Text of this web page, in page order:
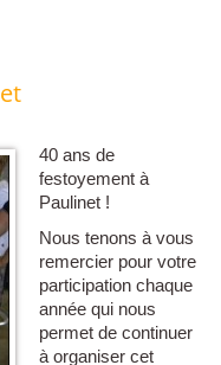
40 ans de
festoyement à
Paulinet !
Nous tenons à vous
remercier pour votre
participation chaque
année qui nous
permet de continuer
à organiser cet